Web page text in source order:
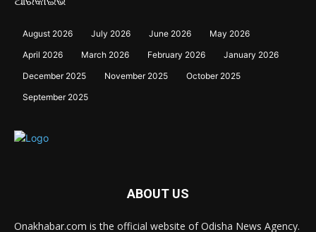
August 2026 July 2026 June 2026
May 2026
April 2026
March 2026 February 2026
January 2026
December 2025
November 2025
October 2025
September 2025
ABOUT US
Onakhabar.com is the official website of Odisha News Agency.